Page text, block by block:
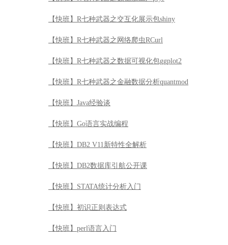
【快班】R七种武器之交互化展示包shiny
【快班】R七种武器之网络爬虫RCurl
【快班】R七种武器之数据可视化包ggplot2
【快班】R七种武器之金融数据分析quantmod
【快班】Java经验谈
【快班】Go语言实战编程
【快班】DB2 V11新特性全解析
【快班】DB2数据库引航公开课
【快班】STATA统计分析入门
【快班】初识正则表达式
【快班】perl语言入门